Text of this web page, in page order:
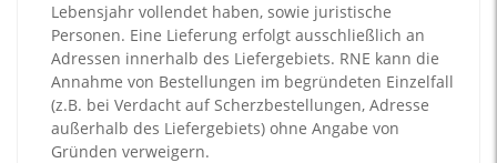
Lebensjahr vollendet haben, sowie juristische
Personen. Eine Lieferung erfolgt ausschließlich an
Adressen innerhalb des Liefergebiets. RNE kann die
Annahme von Bestellungen im begründeten Einzelfall
(z.B. bei Verdacht auf Scherzbestellungen, Adresse
außerhalb des Liefergebiets) ohne Angabe von
Gründen verweigern.